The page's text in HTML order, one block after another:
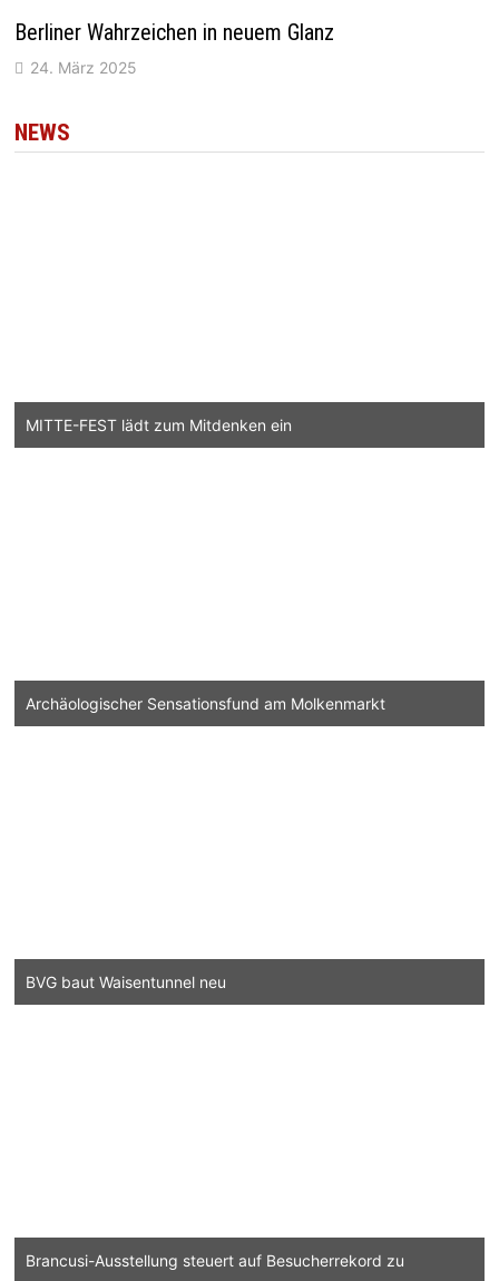
Berliner Wahrzeichen in neuem Glanz
24. März 2025
NEWS
MITTE-FEST lädt zum Mitdenken ein
Archäologischer Sensationsfund am Molkenmarkt
BVG baut Waisentunnel neu
Brancusi-Ausstellung steuert auf Besucherrekord zu